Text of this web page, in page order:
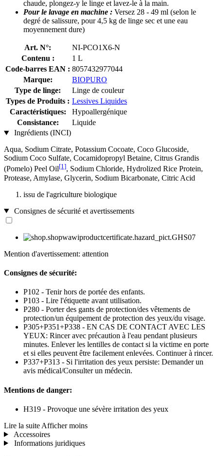
chaude, plongez-y le linge et lavez-le à la main.
Pour le lavage en machine​ : Versez 28 - 49 ml (selon le
degré de salissure, pour 4,5 kg de linge sec et une eau
moyennement dure)
Art. N°:
NI-PCO1X6-N
Contenu :
1 L
Code-barres EAN : 8057432977044
Marque:
BIOPURO
Type de linge:
Linge de couleur
Types de Produits : Lessives Liquides
Caractéristiques:
Hypoallergénique
Consistance:
Liquide
Ingrédients (INCI)
Aqua, Sodium Citrate, Potassium Cocoate, Coco Glucoside,
Sodium Coco­ Sulfate, Cocamidopropyl Betaine, Citrus Grandis
(Pomelo) Peel Oil[1], Sodium Chloride, Hydrolized Rice Protein,
Protease, Amylase, Glycerin, Sodium Bicarbonate, Citric Acid
issu de l'agriculture biologique
Consignes de sécurité et avertissements
Mention d'avertissement: attention
Consignes de sécurité:
P102 - Tenir hors de portée des enfants.
P103 - Lire l'étiquette avant utilisation.
P280 - Porter des gants de protection/des vêtements de
protection/un équipement de protection des yeux/du visage.
P305+P351+P338 - EN CAS DE CONTACT AVEC LES
YEUX: Rincer avec précaution à l'eau pendant plusieurs
minutes. Enlever les lentilles de contact si la victime en porte
et si elles peuvent être facilement enlevées. Continuer à rincer.
P337+P313 - Si l'irritation des yeux persiste: Demander un
avis médical/Consulter un médecin.
Mentions de danger:
H319 - Provoque une sévère irritation des yeux
Lire la suite Afficher moins
Accessoires
Informations juridiques